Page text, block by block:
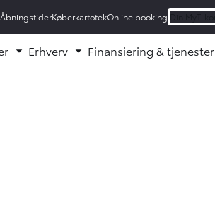
ÅbningstiderKøberkartotekOnline booking
Fold undermenu ud
Erhverv Fold undermenu ud
Finansiering & tjenester